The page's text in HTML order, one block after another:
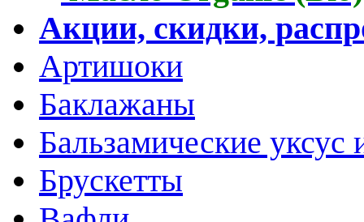
Акции, скидки,
Артишоки
Баклажаны
Бальзамические уксус
Брускетты